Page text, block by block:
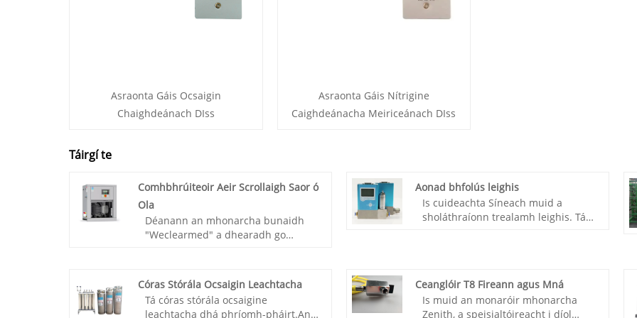
Asraonta Gáis Ocsaigin
Chaighdeánach DIss
Asraonta Gáis Nítrigine
Caighdeánacha Meiriceánach DIss
Táirgí te
Comhbhrúiteoir Aeir Scrollaigh Saor ó
Ola
Déanann an mhonarcha bunaidh
"Weclearmed" a dhearadh go
scrolla saor ó ola, aonaid aeir dea-
chumhachta, aonaid caidéil scrolla
saor ó ola, aonaid caidéil scriú oiled,
Aonad bhfolús leighis
Is cuideachta Síneach muid a
sholáthraíonn trealamh leighis. Tá
bhfolús aonad saor, ar chaighdeán
maith agus go maith
Córas Stórála Ocsaigin Leachtacha
Tá córas stórála ocsaigine
leachtacha dhá phríomh-pháirt.An
Ceanglóir T8 Fireann agus Mná
Is muid an monaróir mhonarcha
Zenith, a speisialtóireacht i díol